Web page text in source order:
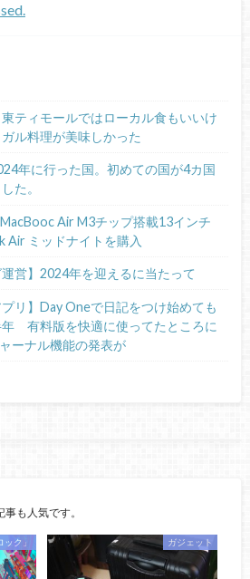
東ティモールではローカル食もいいけ
ル料理が美味しかった
年に行った国。初めての国が4カ国
た。
MacBooc Air M3チップ搭載13インチ
Air ミッドナイトを購入
運営】2024年を迎えるに当たって
プリ】Day Oneで日記をつけ始めても
年 有料版を快適に使ってたところに
ーナル機能の発表が
事も人気です。
ク」 ガジェット